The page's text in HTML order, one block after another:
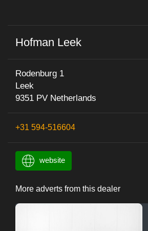
Hofman Leek
Rodenburg 1
Leek
9351 PV Netherlands
+31 594-516604
website
More adverts from this dealer